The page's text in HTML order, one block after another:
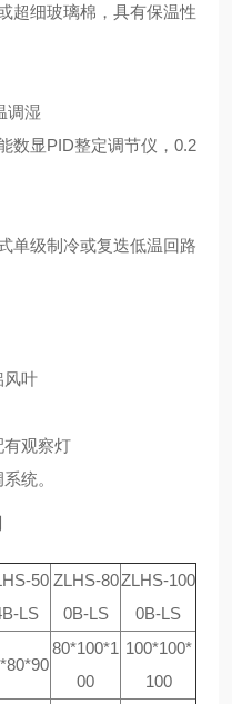
超细玻璃棉，具有保温性
调湿
数显PID整定调节仪，0.2
单级制冷或复迭低温回路
风叶
有观察灯
统。
50
LS
ZLHS-80
0B-LS
ZLHS-100
0B-LS
80*100*1
00
100*100*
100